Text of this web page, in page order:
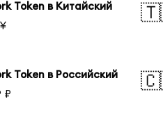
Token в Китайский
Token в Российский
₽